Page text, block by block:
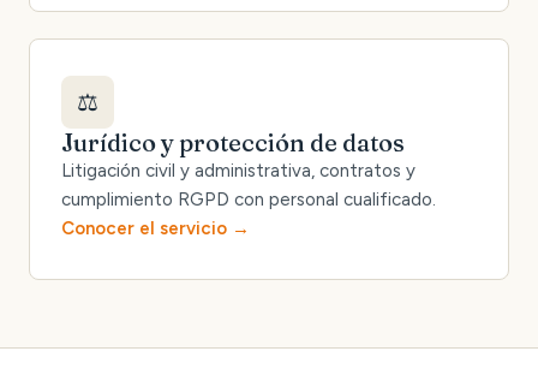
⚖️
Jurídico y protección de datos
Litigación civil y administrativa, contratos y
cumplimiento RGPD con personal cualificado.
Conocer el servicio